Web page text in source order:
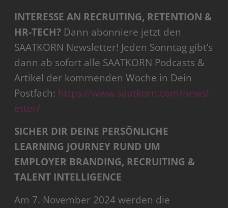
INTERESSE AN RECRUITING, RETENTION &
HR-TECH? Dann abonniere jetzt den
SAATKORN Newsletter! Jeden Sonntag gibt’s
dann ab sofort alle SAATKORN Podcasts &
Artikel der kommenden Woche in Dein
Postfach: https://www.saatkorn.com/newsl
etter/
SICHER DIR DEINE PERSÖNLICHE
LEARNING JOURNEY RUND UM
EMPLOYER BRANDING, RECRUITING &
TALENT INTELLIGENCE
Am 7. November 2024 werden die